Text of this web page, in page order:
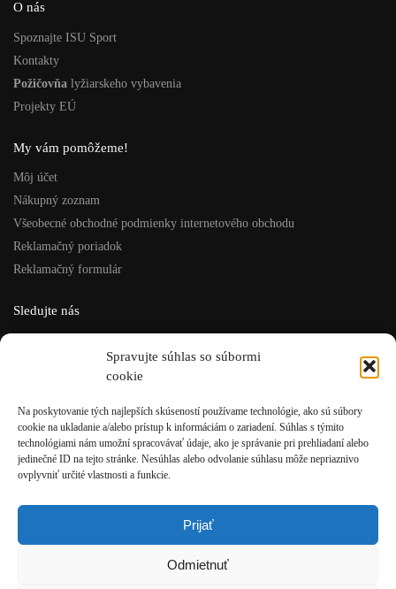
Spravujte súhlas so súbormi
cookie
Na poskytovanie tých najlepších skúseností používame technológie, ako sú súbory
cookie na ukladanie a/alebo prístup k informáciám o zariadení. Súhlas s týmito
technológiami nám umožní spracovávať údaje, ako je správanie pri prehliadaní alebo
jedinečné ID na tejto stránke. Nesúhlas alebo odvolanie súhlasu môže nepriaznivo
ovplyvniť určité vlastnosti a funkcie.
Prijať
Odmietnuť
O nás
Spoznajte ISU Sport
Kontakty
Požičovňa lyžiarskeho vybavenia
Projekty EÚ
My vám pomôžeme!
Môj účet
Nákupný zoznam
Všeobecné obchodné podmienky internetového obchodu
Reklamačný poriadok
Reklamačný formulár
Sledujte nás
ISU šport, s.r.o.
Rázusova 4, Brezno
t: +421 48/611 10 12
e: eshop@isusport.sk
IČO: 36049921